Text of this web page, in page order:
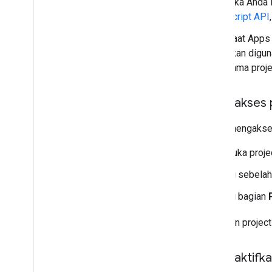
Script API
Saat
akan
nama
Untuk
Buka
Di
Di bagian
Temukan